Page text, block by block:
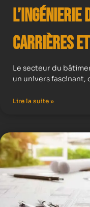
l’Ingénierie
Carrières
Le secteur du
un univers fascinant,
Lire la suite »